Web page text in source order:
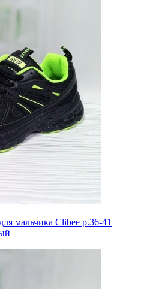
мальчика Clibee р.36-41